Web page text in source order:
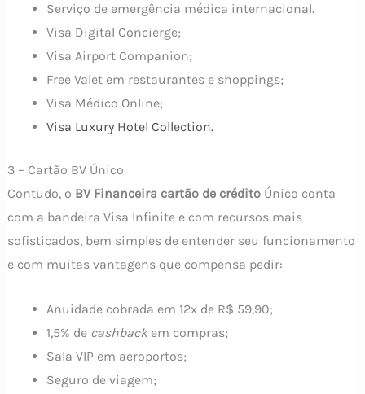
Serviço de emergência médica internacional.
Visa Digital Concierge;
Visa Airport Companion;
Free Valet em restaurantes e shoppings;
Visa Médico Online;
Visa Luxury Hotel Collection.
3 – Cartão BV Único
Contudo, o BV Financeira cartão de créditoÚnico conta
com a bandeira Visa Infinite e com recursos mais
sofisticados, bem simples de entender seu funcionamento
e com muitas vantagens que compensa pedir:
Anuidade cobrada em 12x de R$ 59,90;
1,5% de cashback em compras;
Sala VIP em aeroportos;
Seguro de viagem;